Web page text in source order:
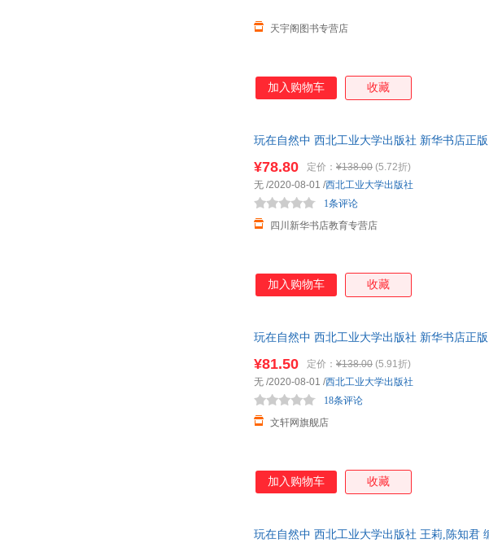
天宇阁图书专营店
加入购物车 收藏
玩在自然中 西北工业大学出版社 新华书店正
¥78.80 定价： ¥138.00 (5.72折)
四川新华书店教育专营店
1条评论
无 /2020-08-01 /西北工业大学出版社
加入购物车 收藏
玩在自然中 西北工业大学出版社 新华书店正
¥81.50 定价： ¥138.00 (5.91折)
文轩网旗舰店
18条评论
无 /2020-08-01 /西北工业大学出版社
加入购物车 收藏
玩在自然中 西北工业大学出版社 王莉,陈知君